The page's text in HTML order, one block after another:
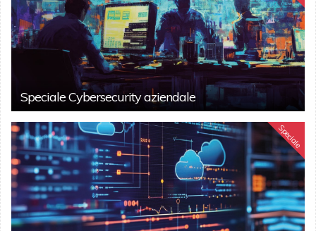
Speciale Cybersecurity aziendale
Speciale